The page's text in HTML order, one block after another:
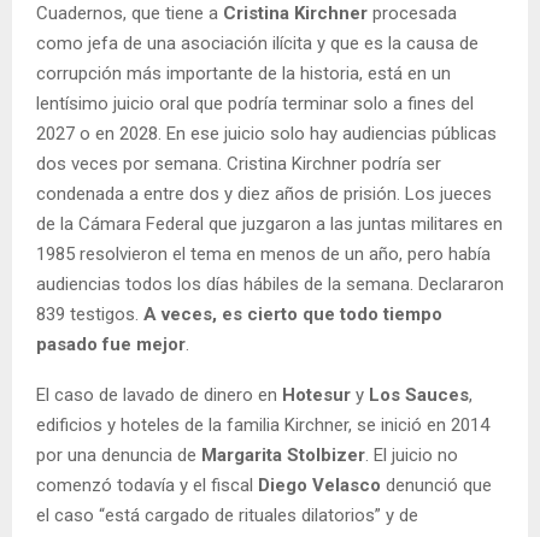
Cuadernos, que tiene a Cristina Kirchner procesada
como jefa de una asociación ilícita y que es la causa de
corrupción más importante de la historia, está en un
lentísimo juicio oral que podría terminar solo a fines del
2027 o en 2028. En ese juicio solo hay audiencias públicas
dos veces por semana. Cristina Kirchner podría ser
condenada a entre dos y diez años de prisión. Los jueces
de la Cámara Federal que juzgaron a las juntas militares en
1985 resolvieron el tema en menos de un año, pero había
audiencias todos los días hábiles de la semana. Declararon
839 testigos. A veces, es cierto que todo tiempo
pasado fue mejor.
El caso de lavado de dinero en Hotesur y Los Sauces,
edificios y hoteles de la familia Kirchner, se inició en 2014
por una denuncia de Margarita Stolbizer. El juicio no
comenzó todavía y el fiscal Diego Velasco denunció que
el caso “está cargado de rituales dilatorios” y de